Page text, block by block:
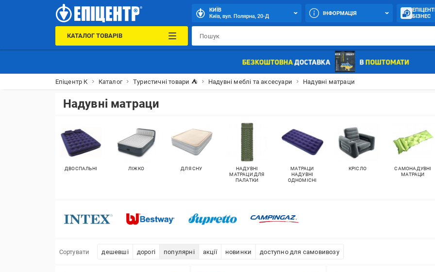
КИЇВ
Київ, вул. Полярна, 20-Д
ІНФОРМАЦІЯ
БІЗНЕС
КАТАЛОГ ТОВАРІВ
Епіцентр К Каталог Туристичні товари ⛺ Надувні меблі та аксесуари Надувні матраци
Надувні матраци
ДВОСПАЛЬНІ ЛІЖКО ДЛЯ СНУ
НАДУВНІ
МАТРАЦИ ДЛЯ
ПАЛАТКИ
МАТРАЦИ
НАДУВНІ
ОДНОМІСНІ
КРІСЛО
САМОНАДУВНІ
МАТРАЦИ
Сортувати дешевші дорогі популярні акції новинки доступно для самовивозу